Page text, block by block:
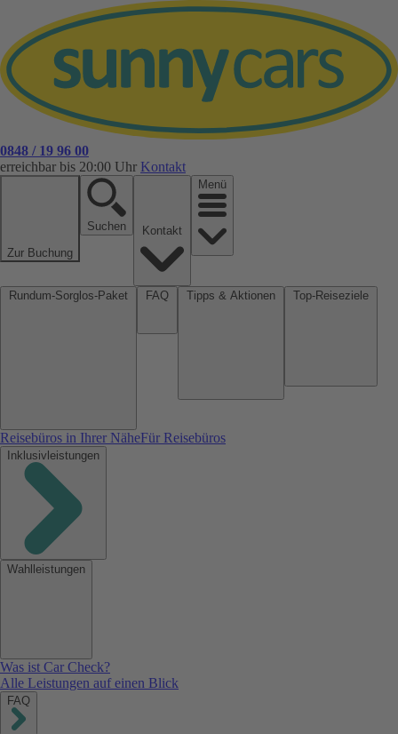
0848 / 19 96 00
erreichbar bis 20:00 Uhr Kontakt
Zur Buchung
Suchen
Menü
Reisebüros in Ihrer NäheFür Reisebüros
Inklusivleistungen
Wahlleistungen
Was ist Car Check?
Alle Leistungen auf einen Blick
FAQ